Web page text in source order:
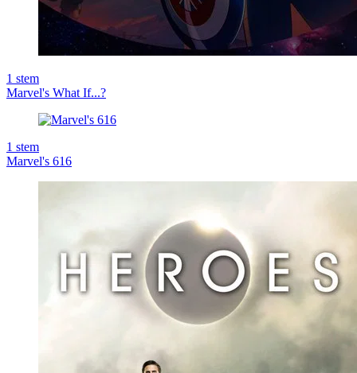
1 stem
Marvel's What If...?
1 stem
Marvel's 616